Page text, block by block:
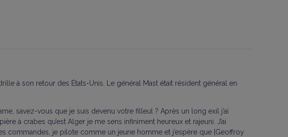
à son retour des États-Unis. Le général Mast était résident général en
savez-vous que je suis devenu votre filleul ? Après un long exil j’ai
à crabes qu’est Alger je me sens infiniment heureux et rajeuni. J’ai
commandes, je pilote comme un jeune homme et j’espère que [Geoffroy